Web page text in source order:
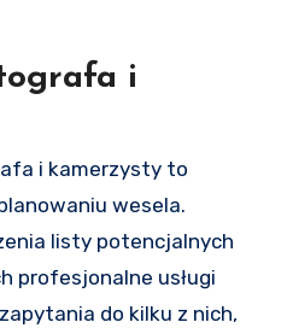
i
i kamerzysty to
wesela.
listy potencjalnych
profesjonalne usługi
do kilku z nich,